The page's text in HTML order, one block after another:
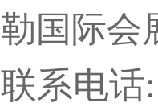
励航国
勒国际会
联系电话